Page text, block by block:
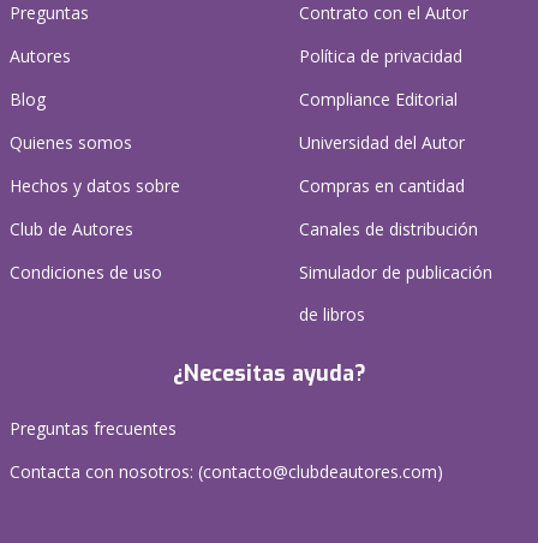
Preguntas
Autores
Blog
Quienes somos
Hechos y datos sobre
Club de Autores
Condiciones de uso
Contrato con el Autor
Política de privacidad
Compliance Editorial
Universidad del Autor
Compras en cantidad
Canales de distribución
Simulador de publicación
de libros
¿Necesitas ayuda?
Preguntas frecuentes
Contacta con nosotros: (contacto@clubdeautores.com)